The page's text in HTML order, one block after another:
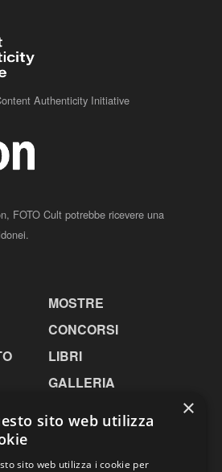
Authenticity Initiative
FOTO Cult potrebbe ricevere una
MOSTRE
CONCORSI
LIBRI
GALLERIA
×
sito web utilizza
sito web utilizza i cookie per